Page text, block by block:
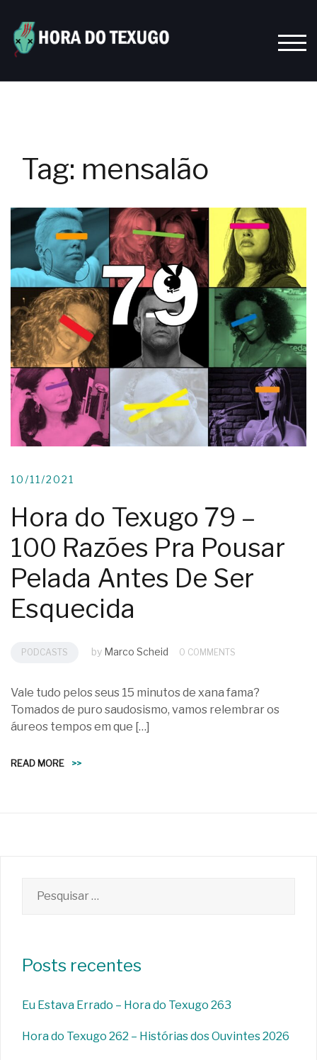
content
Tag: mensalão
10/11/2021
Hora do Texugo 79 –
100 Razões Pra Pousar
Pelada Antes De Ser
Esquecida
PODCASTS by Marco Scheid 0 COMMENTS
Vale tudo pelos seus 15 minutos de xana fama?
Tomados de puro saudosismo, vamos relembrar os
áureos tempos em que […]
READ MORE >>
por:
Posts recentes
Eu Estava Errado – Hora do Texugo 263
Hora do Texugo 262 – Histórias dos Ouvintes 2026